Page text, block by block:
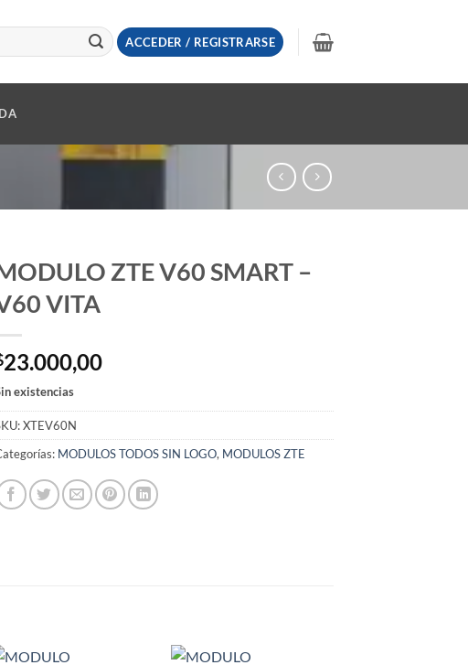
ACCEDER / REGISTRARSE
ZTE V60 SMART –
VITA
23.000,00
existencias
XTEV60N
MODULOS TODOS SIN LOGO, MODULOS ZTE